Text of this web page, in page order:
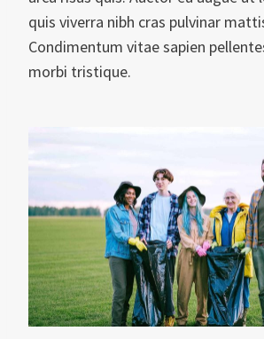
quis viverra nibh cras pulvinar
Condimentum vitae sapien
morbi tristique.